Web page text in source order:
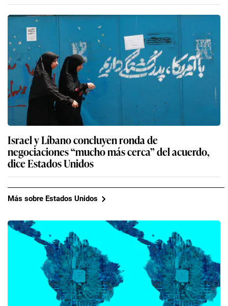
Israel y Líbano concluyen ronda de
negociaciones “mucho más cerca” del acuerdo,
dice Estados Unidos
Más sobre Estados Unidos